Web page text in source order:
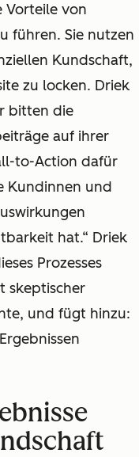
Vorteile von
führen. Sie nutzen
Kundschaft,
zu locken. Driek
bitten die
auf ihrer
to-Action dafür
Kundinnen und
hat.“ Driek
Prozesses
skeptischer
und fügt hinzu: